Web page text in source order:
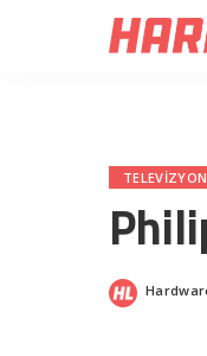
TELEVIZYON
Posted